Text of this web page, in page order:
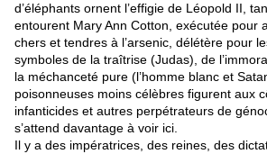
d’éléphants ornent l’effigie de Léopold II,
entourent Mary Ann Cotton, exécutée pour
chers et tendres à l’arsenic, délétère pour
symboles de la traîtrise (Judas), de
la méchanceté pure (l’homme blanc et
poisonneuses moins célèbres figurent aux
infanticides et autres perpétrateurs de
s’attend davantage à voir ici.
Il y a des impératrices, des reines, des